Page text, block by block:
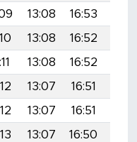
13:08 16:53
13:08 16:52
13:08 16:52
13:07 16:51
13:07 16:51
13:07 16:50